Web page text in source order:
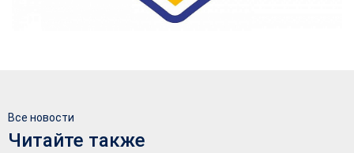
Все новости
Читайте также